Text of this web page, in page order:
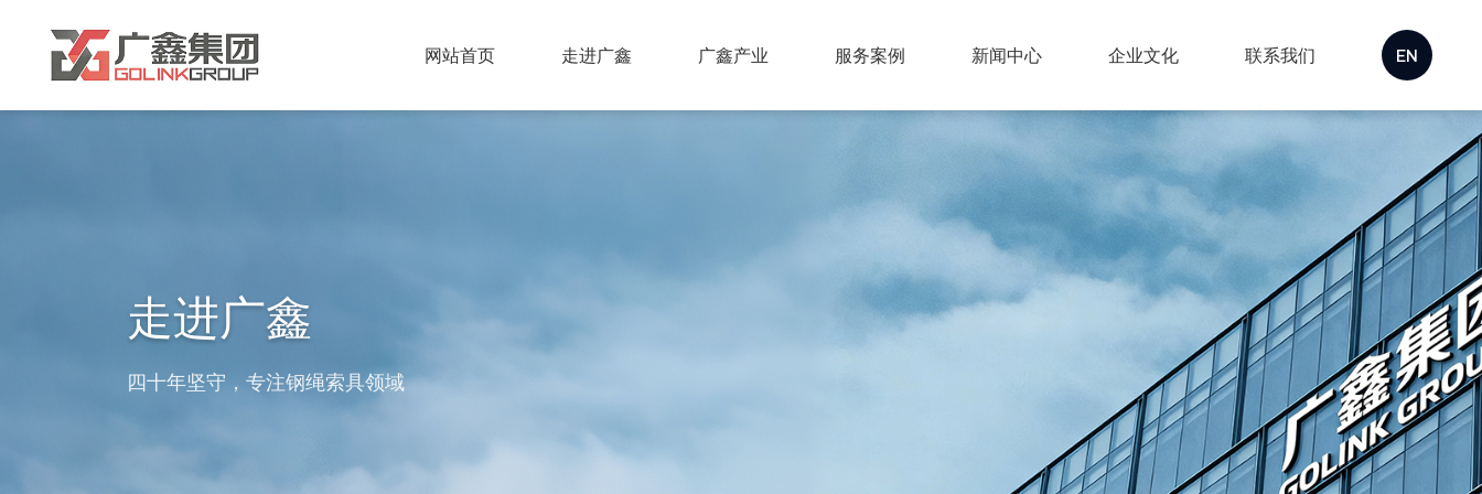
网站首页 走进广鑫 广鑫产业 服务案例 新闻中心 企业文化 联系我们 EN
走进广鑫
四十年坚守，专注钢绳索具领域